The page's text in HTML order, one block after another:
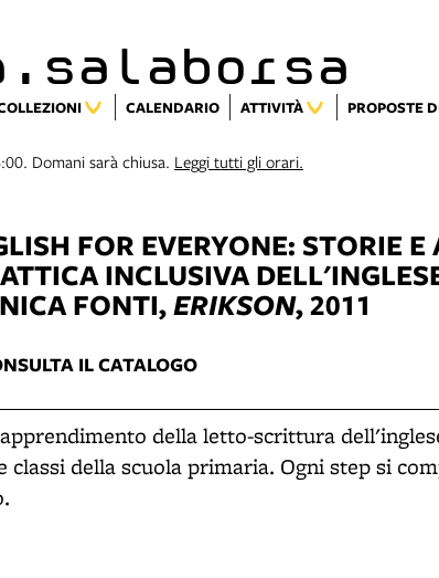
CALENDARIO ATTIVITÀ PROPOSTE
Domani sarà chiusa. Leggi tutti gli orari.
FOR EVERYONE: STORIE
INCLUSIVA
FONTI,ERIKSON, 2011
IL CATALOGO
della letto-scrittura
classi della scuola primaria. Ogni step si